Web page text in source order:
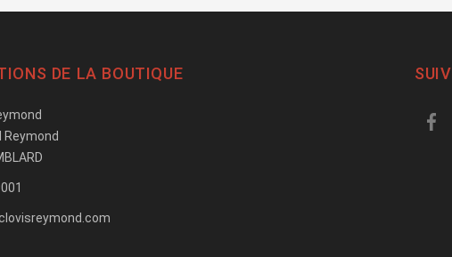
DE LA BOUTIQUE
Reymond